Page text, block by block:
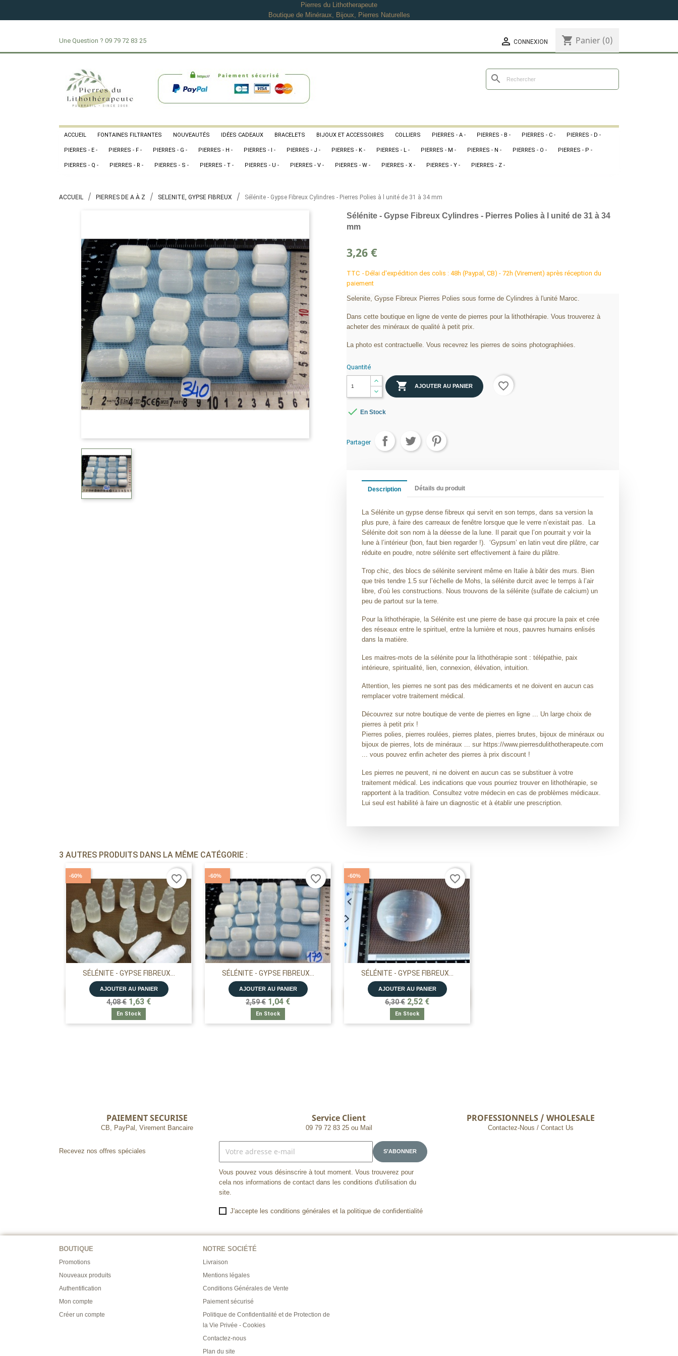
Pierres du Lithotherapeute
Boutique de Minéraux, Bijoux, Pierres Naturelles
Une Question ? 09 79 72 83 25  CONNEXION shopping_cart Panier (0)
search
ACCUEIL FONTAINES FILTRANTES NOUVEAUTÉS IDÉES CADEAUX BRACELETS BIJOUX ET ACCESSOIRES COLLIERS PIERRES - A - PIERRES - B - PIERRES - C - PIERRES - D -
PIERRES - E - PIERRES - F - PIERRES - G - PIERRES - H - PIERRES - I - PIERRES - J - PIERRES - K - PIERRES - L - PIERRES - M - PIERRES - N - PIERRES - O - PIERRES - P -
PIERRES - Q - PIERRES - R - PIERRES - S - PIERRES - T - PIERRES - U - PIERRES - V - PIERRES - W - PIERRES - X - PIERRES - Y - PIERRES - Z -
ACCUEIL PIERRES DE A À Z SELENITE, GYPSE FIBREUX Sélénite - Gypse Fibreux Cylindres - Pierres Polies à l unité de 31 à 34 mm
Sélénite - Gypse Fibreux Cylindres - Pierres Polies à l unité de 31 à 34
mm
3,26 €
TTC
Délai d'expédition des colis : 48h (Paypal, CB) - 72h (Virement) après réception du
paiement
Selenite, Gypse Fibreux Pierres Polies sous forme de Cylindres à l'unité Maroc.
Dans cette boutique en ligne de vente de pierres pour la lithothérapie. Vous trouverez à
acheter des minéraux de qualité à petit prix.
La photo est contractuelle. Vous recevrez les pierres de soins photographiées.
Quantité
 AJOUTER AU PANIER favorite_border
 En Stock
Partager
Description Détails du produit
La Sélénite un gypse dense fibreux qui servit en son temps, dans sa version la
plus pure, à faire des carreaux de fenêtre lorsque que le verre n’existait pas. La
Sélénite doit son nom à la déesse de la lune. Il parait que l’on pourrait y voir la
lune à l’intérieur (bon, faut bien regarder !). ‘Gypsum’ en latin veut dire plâtre, car
réduite en poudre, notre sélénite sert effectivement à faire du plâtre.
Trop chic, des blocs de sélénite servirent même en Italie à bâtir des murs. Bien
que très tendre 1.5 sur l’échelle de Mohs, la sélénite durcit avec le temps à l’air
libre, d’où les constructions. Nous trouvons de la sélénite (sulfate de calcium) un
peu de partout sur la terre.
Pour la lithothérapie, la Sélénite est une pierre de base qui procure la paix et crée
des réseaux entre le spirituel, entre la lumière et nous, pauvres humains enlisés
dans la matière.
Les maitres-mots de la sélénite pour la lithothérapie sont : télépathie, paix
intérieure, spiritualité, lien, connexion, élévation, intuition.
Attention, les pierres ne sont pas des médicaments et ne doivent en aucun cas
remplacer votre traitement médical.
Découvrez sur notre boutique de vente de pierres en ligne ... Un large choix de
pierres à petit prix !
Pierres polies, pierres roulées, pierres plates, pierres brutes, bijoux de minéraux ou
bijoux de pierres, lots de minéraux ... sur https://www.pierresdulithotherapeute.com
... vous pouvez enfin acheter des pierres à prix discount !
Les pierres ne peuvent, ni ne doivent en aucun cas se substituer à votre
traitement médical. Les indications que vous pourriez trouver en lithothérapie, se
rapportent à la tradition. Consultez votre médecin en cas de problèmes médicaux.
Lui seul est habilité à faire un diagnostic et à établir une prescription.
3 AUTRES PRODUITS DANS LA MÊME CATÉGORIE :
SÉLÉNITE - GYPSE FIBREUX...
AJOUTER AU PANIER
4,08 € 1,63 €
En Stock
-60%
APERÇU RAPIDE
favorite_border
SÉLÉNITE - GYPSE FIBREUX...
AJOUTER AU PANIER
2,59 € 1,04 €
En Stock
-60%
APERÇU RAPIDE
favorite_border
SÉLÉNITE - GYPSE FIBREUX...
AJOUTER AU PANIER
6,30 € 2,52 €
En Stock
-60%
APERÇU RAPIDE
favorite_border
PAIEMENT SECURISE
CB, PayPal, Virement Bancaire
Service Client
09 79 72 83 25 ou Mail
PROFESSIONNELS / WHOLESALE
Contactez-Nous / Contact Us
Recevez nos offres spéciales
Vous pouvez vous désinscrire à tout moment. Vous trouverez pour
cela nos informations de contact dans les conditions d'utilisation du
site.
J'accepte les conditions générales et la politique de confidentialité
BOUTIQUE
Promotions
Nouveaux produits
Authentification
Mon compte
Créer un compte
NOTRE SOCIÉTÉ
Livraison
Mentions légales
Conditions Générales de Vente
Paiement sécurisé
Politique de Confidentialité et de Protection de
la Vie Privée - Cookies
Contactez-nous
Plan du site